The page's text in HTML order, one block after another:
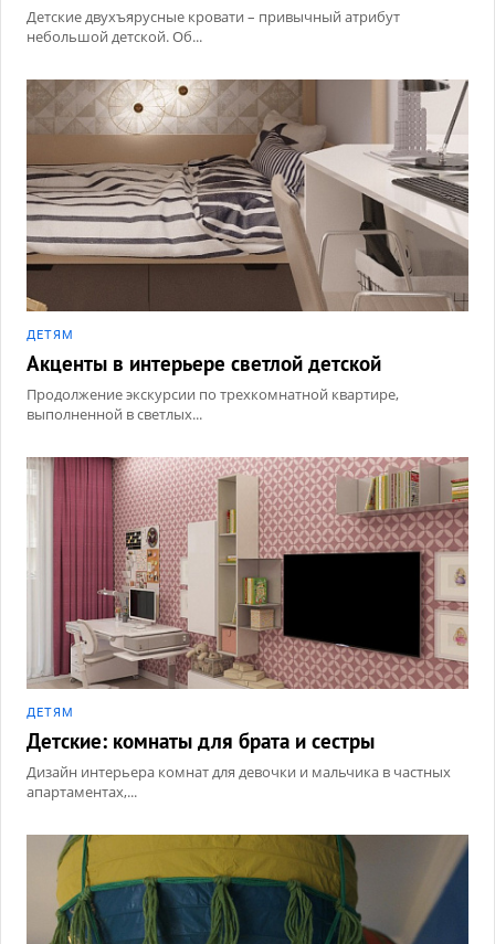
Детские двухъярусные кровати – привычный атрибут
небольшой детской. Об...
ДЕТЯМ
Акценты в интерьере светлой детской
Продолжение экскурсии по трехкомнатной квартире,
выполненной в светлых...
ДЕТЯМ
Детские: комнаты для брата и сестры
Дизайн интерьера комнат для девочки и мальчика в частных
апартаментах,...